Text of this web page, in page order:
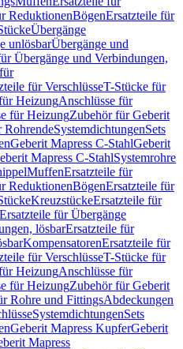
ReduktionenBögenErsatzteile für
Übergänge
unlösbarÜbergänge und
Übergänge und Verbindungen,
für VerschlüsseT-Stücke für
HeizungAnschlüsse für
für HeizungZubehör für Geberit
RohrendeSystemdichtungenSets
Geberit Mapress C-StahlGeberit
Mapress C-StahlSystemrohre
MuffenErsatzteile für
ReduktionenBögenErsatzteile für
KreuzstückeErsatzteile für
Ersatzteile für Übergänge
lösbarErsatzteile für
KompensatorenErsatzteile für
für VerschlüsseT-Stücke für
HeizungAnschlüsse für
für HeizungZubehör für Geberit
Rohre und FittingsAbdeckungen
SystemdichtungenSets
Geberit Mapress KupferGeberit
Mapress